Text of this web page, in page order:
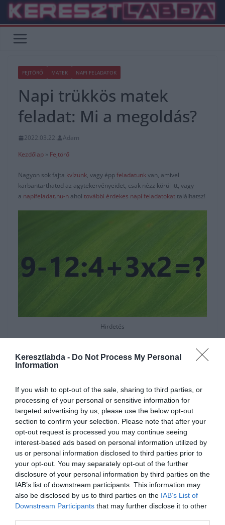
Keresztlabda - Do Not Process My Personal
Information
If you wish to opt-out of the sale, sharing to third parties, or
processing of your personal or sensitive information for
targeted advertising by us, please use the below opt-out
section to confirm your selection. Please note that after your
opt-out request is processed you may continue seeing
interest-based ads based on personal information utilized by
us or personal information disclosed to third parties prior to
your opt-out. You may separately opt-out of the further
disclosure of your personal information by third parties on the
IAB’s list of downstream participants. This information may
also be disclosed by us to third parties on the IAB’s List of
Downstream Participants that may further disclose it to other
Skip
content
FEJTÖRŐ MATEK NAPI FELADATOK
Napi trükkös matek
feladat: Mi a megoldás?
2022.03.22.
Adam
Kezdőlap » Fejtörő
Nagyon sok fajta kvízünk, vagy éppfeladatunkvan, amivel
karbantarthatod az agytekervényeidet, csak nézz körül itt, vagy
a napifeladat.hu-n ahol további érdekes napi feladatokattalálhatsz!
Hirdetés
Mi a megoldás?